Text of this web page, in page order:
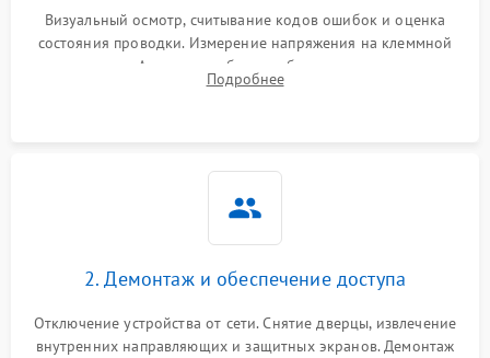
Визуальный осмотр, считывание кодов ошибок и оценка
состояния проводки. Измерение напряжения на клеммной
колодке. Анализ жалоб на проблемы с нагревом,
конвекцией, панелью управления или блокировкой дверцы.
Подробнее
2. Демонтаж и обеспечение доступа
Отключение устройства от сети. Снятие дверцы, извлечение
внутренних направляющих и защитных экранов. Демонтаж